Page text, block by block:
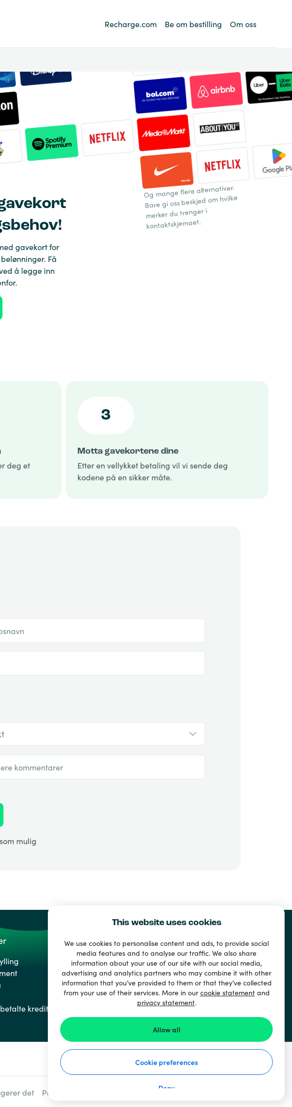
This website uses cookies
We use cookies to personalise content and ads, to provide social
media features and to analyse our traffic. We also share
information about your use of our site with our social media,
advertising and analytics partners who may combine it with other
information that you’ve provided to them or that they’ve collected
from your use of their services. More in ourcookie statementand
privacy statement.
Allow all
Cookie preferences
Deny
Recharge.com Be om bestilling Om oss
gavekort for
Få
å legge inn
Og mange flere alternativer.
Bare gi oss beskjed om hvilke
merker du trenger i
kontaktskjemaet.
deg et
3
Motta gavekortene dine
Etter en vellykket betaling vil vi sende deg
kodene på en sikker måte.
kommentarer
mulig
kredittkort
det Personvernerklæring